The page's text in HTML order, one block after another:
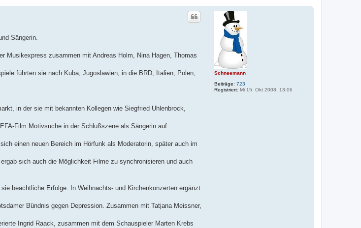
Schneemann
Beiträge: 723
Registriert: Mi 15. Okt 2008, 13:06
Sängerin.
Musikexpress zusammen mit Andreas Holm, Nina Hagen, Thomas
führten sie nach Kuba, Jugoslawien, in die BRD, Italien, Polen,
in der sie mit bekannten Kollegen wie Siegfried Uhlenbrock,
Film Motivsuche in der Schlußszene als Sängerin auf.
einen neuen Bereich im Hörfunk als Moderatorin, später auch im
sich auch die Möglichkeit Filme zu synchronisieren und auch
sie beachtliche Erfolge. In Weihnachts- und Kirchenkonzerten ergänzt
Bündnis gegen Depression. Zusammen mit Tatjana Meissner,
Ingrid Raack, zusammen mit dem Schauspieler Marten Krebs